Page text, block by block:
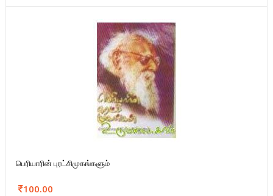
பெரியாரின் புரட்சிமுகங்களும்
100.00